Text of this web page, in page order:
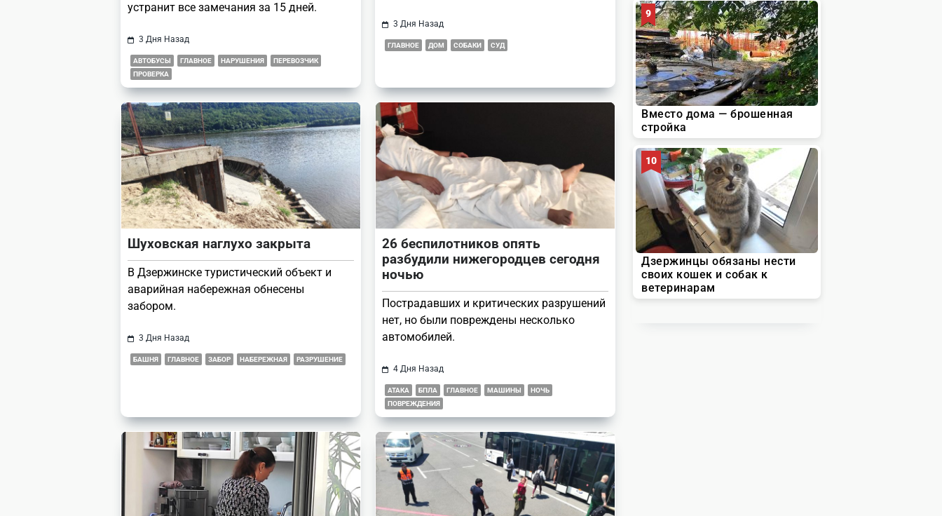
устранит все замечания за 15 дней.
3 Дня Назад
АВТОБУСЫ ГЛАВНОЕ НАРУШЕНИЯ
ПЕРЕВОЗЧИК
ПРОВЕРКА
3 Дня Назад
ГЛАВНОЕ ДОМ СОБАКИ СУД
Шуховская наглухо закрыта
В Дзержинске туристический объект и
аварийная набережная обнесены
забором.
3 Дня Назад
БАШНЯ ГЛАВНОЕ ЗАБОР НАБЕРЕЖНАЯ РАЗРУШЕНИЕ
26 беспилотников опять
разбудили нижегородцев сегодня
ночью
Пострадавших и критических разрушений
нет, но были повреждены несколько
автомобилей.
4 Дня Назад
АТАКА БПЛА ГЛАВНОЕ МАШИНЫ
НОЧЬ
ПОВРЕЖДЕНИЯ